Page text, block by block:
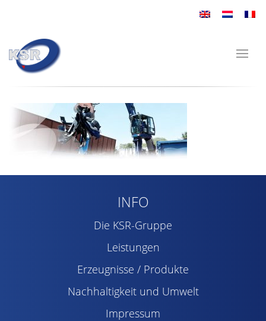
INFO
Die KSR-Gruppe
Leistungen
Erzeugnisse / Produkte
Nachhaltigkeit und Umwelt
Impressum